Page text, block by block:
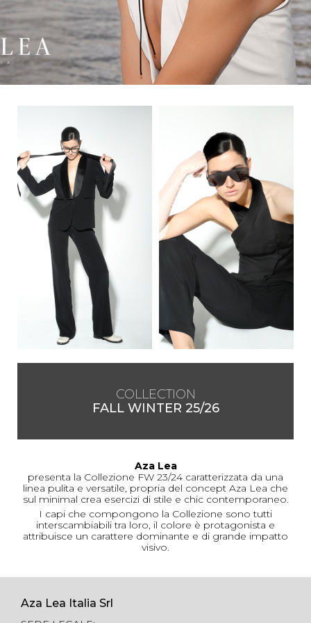
COLLECTION
FALL WINTER 25/26
Aza Lea
presenta la Collezione FW 23/24 caratterizzata da una
linea pulita e versatile, propria del concept Aza Lea che
sul minimal crea esercizi di stile e chic contemporaneo.
I capi che compongono la Collezione sono tutti
interscambiabili tra loro, il colore è protagonista e
attribuisce un carattere dominante e di grande impatto
visivo.
Aza Lea Italia Srl